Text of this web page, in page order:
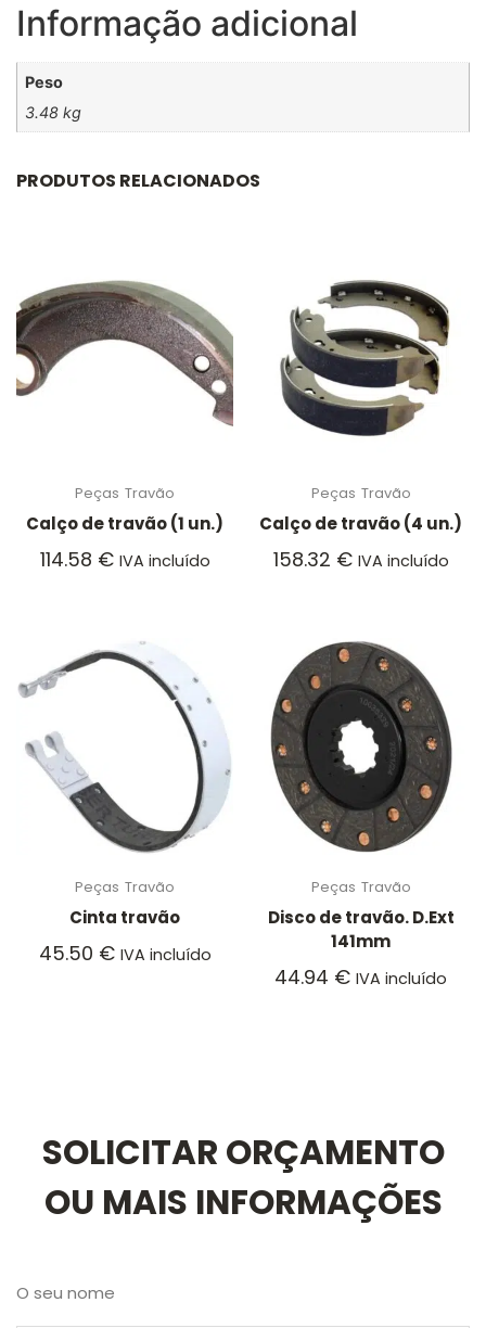
Informação adicional
Peso
3.48 kg
PRODUTOS RELACIONADOS
Peças Travão
Calço de travão (1 un.)
114.58 € IVA incluído
Peças Travão
Calço de travão (4 un.)
158.32 € IVA incluído
Peças Travão
Cinta travão
45.50 € IVA incluído
Peças Travão
Disco de travão. D.Ext
141mm
44.94 € IVA incluído
SOLICITAR ORÇAMENTO
OU MAIS INFORMAÇÕES
O seu nome